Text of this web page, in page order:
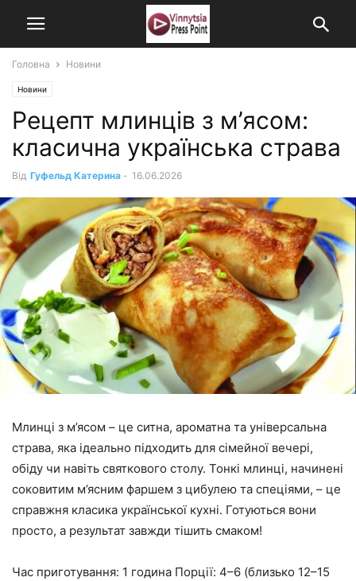
Головна Новини
Новини
Рецепт млинців з м’ясом:
класична українська страва
Від Гуфельд Катерина - 16.06.2026
Млинці з м’ясом – це ситна, ароматна та універсальна
страва, яка ідеально підходить для сімейної вечері,
обіду чи навіть святкового столу. Тонкі млинці, начинені
соковитим м’ясним фаршем з цибулею та спеціями, – це
справжня класика української кухні. Готуються вони
просто, а результат завжди тішить смаком!
Час приготування: 1 година Порції: 4–6 (близько 12–15